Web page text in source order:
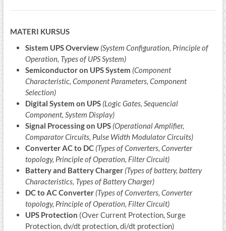
MATERI KURSUS
Sistem UPS Overview (System Configuration, Principle of
Operation, Types of UPS System)
Semiconductor on UPS System (Component
Characteristic, Component Parameters, Component
Selection)
Digital System on UPS (Logic Gates, Sequencial
Component, System Display)
Signal Processing on UPS (Operational Amplifier,
Comparator Circuits, Pulse Width Modulator Circuits)
Converter AC to DC (Types of Converters, Converter
topology, Principle of Operation, Filter Circuit)
Battery and Battery Charger (Types of battery, battery
Characteristics, Types of Battery Charger)
DC to AC Converter (Types of Converters, Converter
topology, Principle of Operation, Filter Circuit)
UPS Protection (Over Current Protection, Surge
Protection, dv/dt protection, di/dt protection)